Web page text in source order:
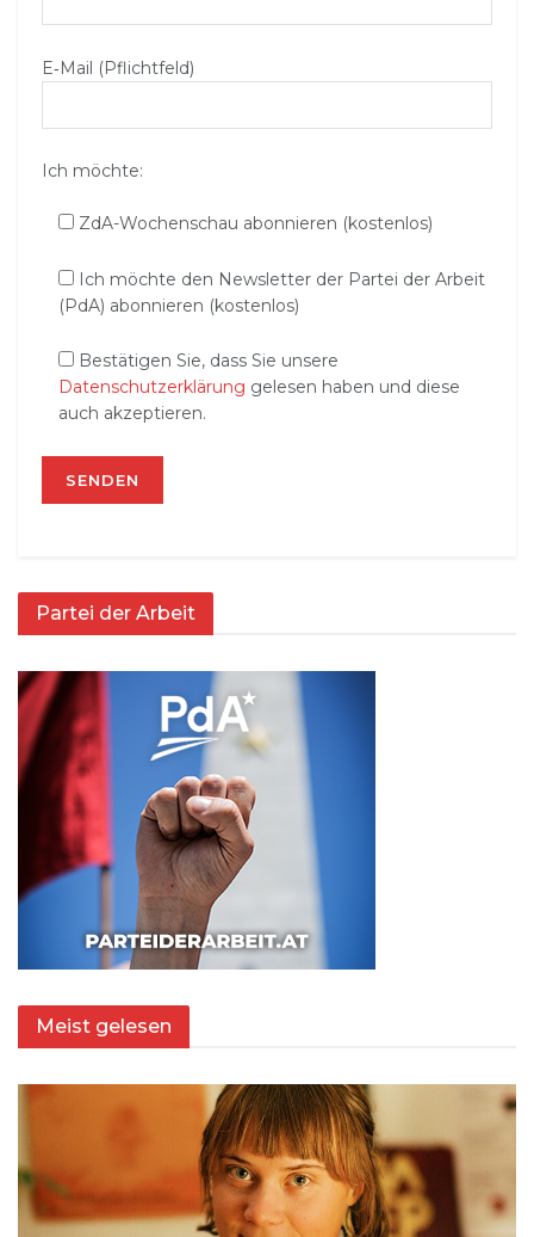
E‑Mail (Pflichtfeld)
Ich möchte:
ZdA-Wochenschau abonnieren (kostenlos)
Ich möchte den Newsletter der Partei der Arbeit
(PdA) abonnieren (kostenlos)
Bestätigen Sie, dass Sie unsere
Datenschutzerklärung gelesen haben und diese
auch akzeptieren.
Partei der Arbeit
Meist gelesen